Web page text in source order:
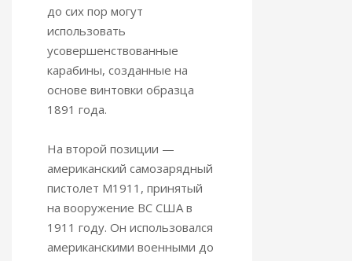
до сих пор могут
использовать
усовершенствованные
карабины, созданные на
основе винтовки образца
1891 года.
На второй позиции —
американский самозарядный
пистолет M1911, принятый
на вооружение ВС США в
1911 году. Он использовался
американскими военными до